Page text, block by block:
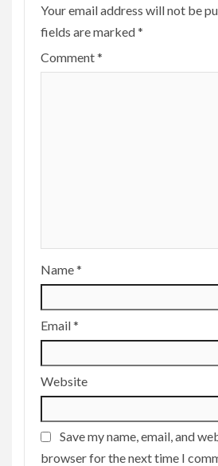
Your email address will not be
fields are marked*
Comment*
Name*
Email*
Website
Save my name, email, and
browser for the next time I